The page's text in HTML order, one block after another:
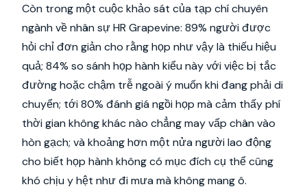
Còn trong một cuộc khảo sát của tạp chí chuyên
ngành về nhân sự HR Grapevine: 89% người được
hỏi chỉ đơn giản cho rằng họp như vậy là thiếu hiệu
quả; 84% so sánh họp hành kiểu này với việc bị tắc
đường hoặc chậm trễ ngoài ý muốn khi đang phải di
chuyển; tới 80% đánh giá ngồi họp mà cảm thấy phí
thời gian không khác nào chẳng may vấp chân vào
hòn gạch; và khoảng hơn một nửa người lao động
cho biết họp hành không có mục đích cụ thể cũng
khó chịu y hệt như đi mưa mà không mang ô.